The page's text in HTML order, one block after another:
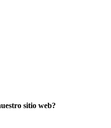
sitio web?